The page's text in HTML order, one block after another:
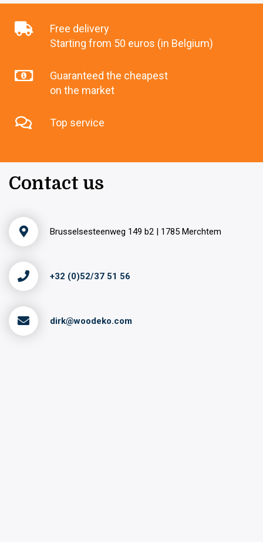
Free delivery
Starting from 50 euros (in Belgium)
Guaranteed the cheapest
on the market
Top service
Contact us
Brusselsesteenweg 149 b2 | 1785 Merchtem
+32 (0)52/37 51 56
dirk@woodeko.com